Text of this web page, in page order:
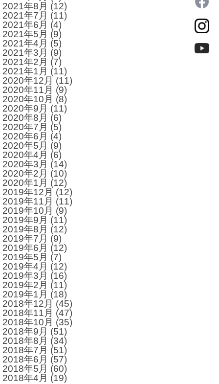
2021年8月 (12)
2021年7月 (11)
2021年6月 (4)
2021年5月 (9)
2021年4月 (5)
2021年3月 (9)
2021年2月 (7)
2021年1月 (11)
2020年12月 (11)
2020年11月 (9)
2020年10月 (8)
2020年9月 (11)
2020年8月 (6)
2020年7月 (5)
2020年6月 (4)
2020年5月 (9)
2020年4月 (6)
2020年3月 (14)
2020年2月 (10)
2020年1月 (12)
2019年12月 (12)
2019年11月 (11)
2019年10月 (9)
2019年9月 (11)
2019年8月 (12)
2019年7月 (9)
2019年6月 (12)
2019年5月 (7)
2019年4月 (12)
2019年3月 (16)
2019年2月 (11)
2019年1月 (18)
2018年12月 (45)
2018年11月 (47)
2018年10月 (35)
2018年9月 (51)
2018年8月 (34)
2018年7月 (51)
2018年6月 (57)
2018年5月 (60)
2018年4月 (19)